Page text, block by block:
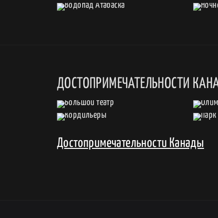
ДОСТОПРИМЕЧАТЕЛЬНОСТИ
Достопримечательности Канады